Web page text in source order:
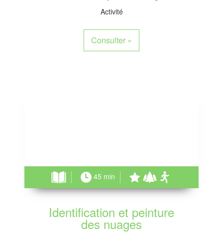
Activité
Consulter »
45 min
Identification et peinture
des nuages